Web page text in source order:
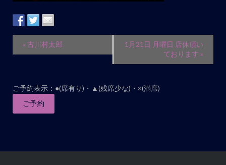
ベ
ナ
シ
« 古川村太郎
1月21日 月曜日 店休頂い
ております »
ご予約表示：●(席有り)・▲(残席少な)・×(満席)
ご予約